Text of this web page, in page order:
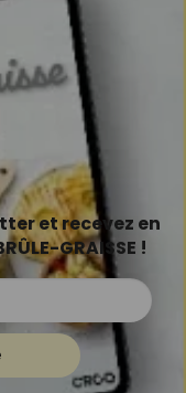
et recevez en
GRAISSE !